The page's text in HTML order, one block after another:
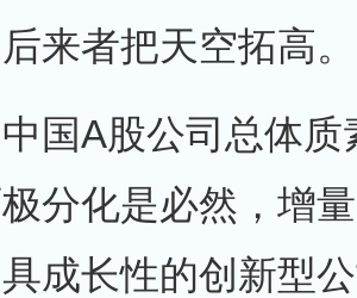
来者把天空拓高。
国A股公司总体质
分化是必然，增
成长性的创新型